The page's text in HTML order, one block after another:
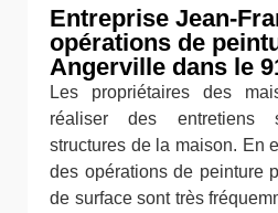
Entreprise Jean-
opérations de
Angerville dans le
Les propriétaires des
réaliser des entretiens
structures de la maison. En
des opérations de peinture
de surface sont très